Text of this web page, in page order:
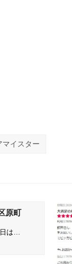
マイスター
原町
は…